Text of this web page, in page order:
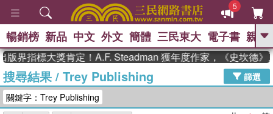
5
GO
熱搜： 東野圭吾 高希均教授回憶錄
、 The Odyssey 、 父親節 、 如果歷
暢銷榜 新品 中文 外文 簡體 三民東大 電子書 親子
版界指標大獎肯定！A.F. Steadman 獲年度作家，《史坎德》
搜尋結果/ Trey Publishing
篩選
關鍵字：Trey Publishing